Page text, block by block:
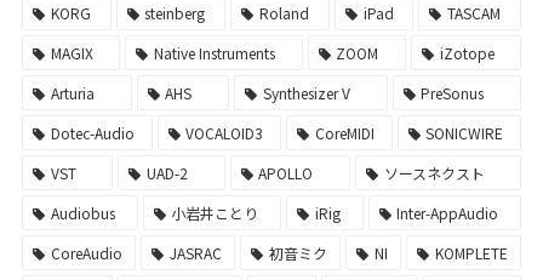
KORG steinberg Roland iPad
TASCAM
MAGIX
Native Instruments ZOOM
iZotope
Arturia
AHS Synthesizer V
PreSonus
Dotec-Audio
VOCALOID3 CoreMIDI
SONICWIRE
VST
UAD-2 APOLLO
ソースネクスト
Audiobus
小岩井ことり iRig
Inter-AppAudio
CoreAudio
JASRAC 初音ミク NI
KOMPLETE